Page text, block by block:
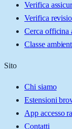
Verifica
Verifica
Cerca officina
Classe
Sito
Chi siamo
Estensioni
App accesso
Contatti